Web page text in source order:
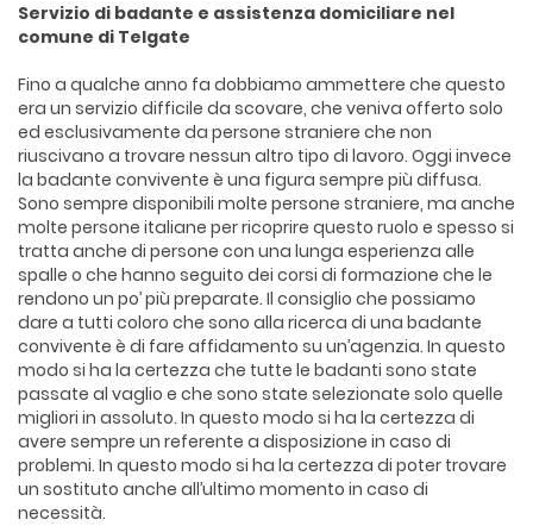
Servizio di badante e assistenza domiciliare nel
comune di Telgate
Fino a qualche anno fa dobbiamo ammettere che questo
era un servizio difficile da scovare, che veniva offerto solo
ed esclusivamente da persone straniere che non
riuscivano a trovare nessun altro tipo di lavoro. Oggi invece
la badante convivente è una figura sempre più diffusa.
Sono sempre disponibili molte persone straniere, ma anche
molte persone italiane per ricoprire questo ruolo e spesso si
tratta anche di persone con una lunga esperienza alle
spalle o che hanno seguito dei corsi di formazione che le
rendono un po’ più preparate. Il consiglio che possiamo
dare a tutti coloro che sono alla ricerca di una badante
convivente è di fare affidamento su un’agenzia. In questo
modo si ha la certezza che tutte le badanti sono state
passate al vaglio e che sono state selezionate solo quelle
migliori in assoluto. In questo modo si ha la certezza di
avere sempre un referente a disposizione in caso di
problemi. In questo modo si ha la certezza di poter trovare
un sostituto anche all’ultimo momento in caso di
necessità.